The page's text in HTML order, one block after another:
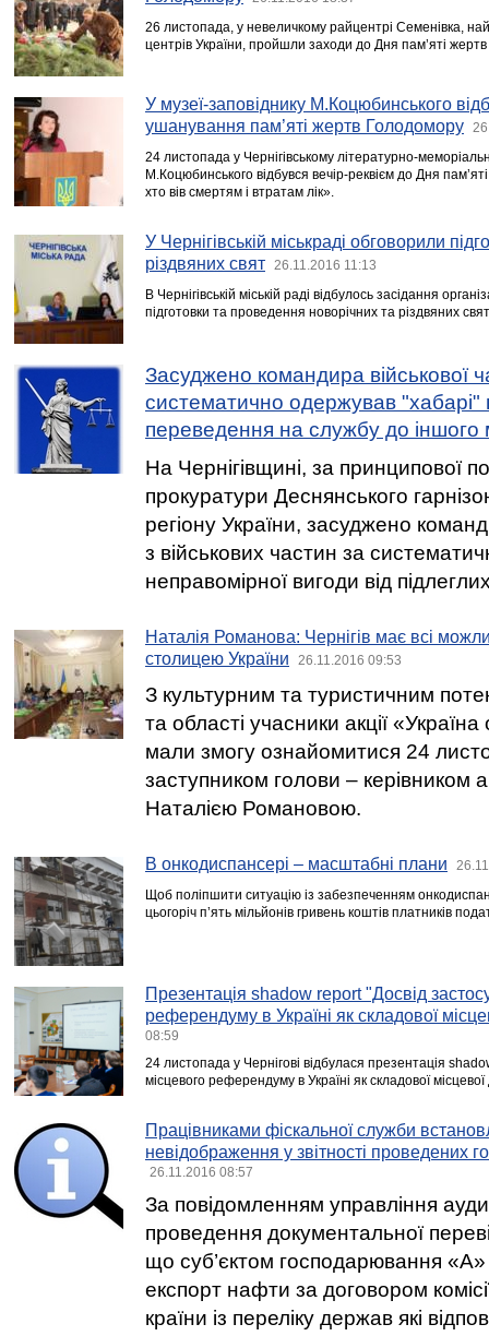
26 листопада, у невеличкому райцентрі Семенівка,
центрів України, пройшли заходи до Дня пам’яті жертв
У музеї-заповіднику М.Коцюбинського
ушанування пам’яті жертв Голодомору
24 листопада у Чернігівському літературно-
М.Коцюбинського відбувся вечір-реквієм до Дня
хто вів смертям і втратам лік».
У Чернігівській міськраді обговорили
різдвяних свят
26.11.2016 11:13
В Чернігівській міській раді відбулось засідання
підготовки та проведення новорічних та різдвяних
Засуджено командира військової
систематично одержував "хабарі"
переведення на службу до іншого
На Чернігівщині, за принципової
прокуратури Деснянського
регіону України, засуджено
з військових частин за
неправомірної вигоди від
Наталія Романова: Чернігів має всі
столицею України
26.11.2016 09:53
З культурним та туристичним
та області учасники акції
мали змогу ознайомитися 24
заступником голови – керівником
Наталією Романовою.
В онкодиспансері – масштабні плани
Щоб поліпшити ситуацію із забезпеченням
цьогоріч п’ять мільйонів гривень коштів платників
Презентація shadow report "Досвід
референдуму в Україні як складової
08:59
24 листопада у Чернігові відбулася презентація
місцевого референдуму в Україні як складової місцевої
Працівниками фіскальної служби
невідображення у звітності проведених
26.11.2016 08:57
За повідомленням управління
проведення документальної
що суб’єктом господарювання
експорт нафти за договором
країни із переліку держав які